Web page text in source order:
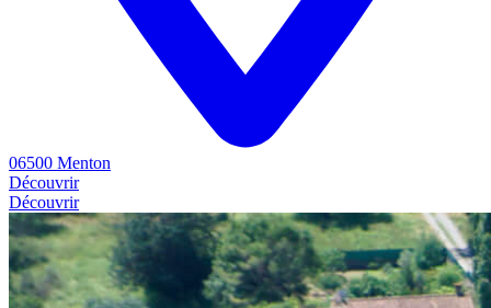
06500 Menton
Découvrir
Découvrir